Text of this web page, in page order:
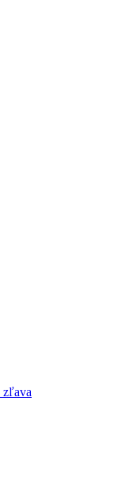
zľava